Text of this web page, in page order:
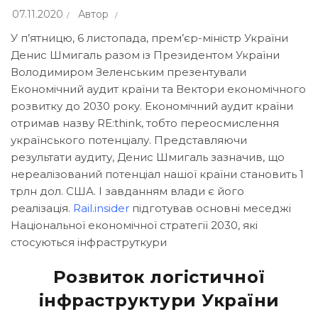
07.11.2020 Автор
У п’ятницю, 6 листопада, прем’єр-міністр України
Денис Шмигаль разом із Президентом України
Володимиром Зеленським презентували
Економічний аудит країни та Вектори економічного
розвитку до 2030 року. Економічний аудит країни
отримав назву RE:think, тобто переосмислення
українського потенціалу. Представляючи
результати аудиту, Денис Шмигаль зазначив, що
нереалізований потенціал нашої країни становить 1
трлн дол. США. І завданням влади є його
реалізація. Rail.insider підготував основні меседжі
Національної економічної стратегії 2030, які
стосуються інфраструткури
Розвиток логістичної
інфраструктури України